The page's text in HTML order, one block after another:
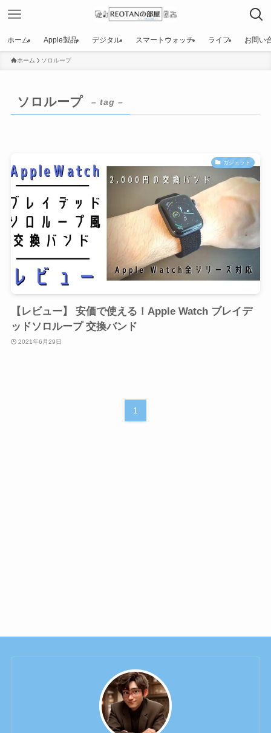
ホーム Apple製品 デジタル スマートウォッチ ライフ お問い
ホーム ソロループ
ソロループ – tag –
ガジェット
【レビュー】 安価で使える！Apple Watch ブレイデ
ッドソロループ 交換バンド
2021年6月29日
1